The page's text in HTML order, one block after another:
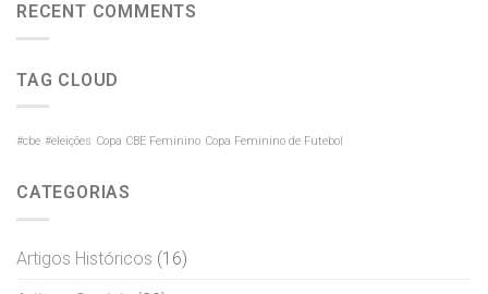
RECENT COMMENTS
TAG CLOUD
#cbe #eleições Copa CBE Feminino Copa Feminino de Futebol
CATEGORIAS
Artigos Históricos (16)